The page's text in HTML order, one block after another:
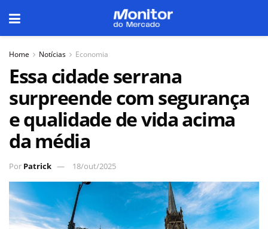
Home Notícias Economia
Essa cidade serrana
surpreende com segurança
e qualidade de vida acima
da média
Por Patrick 18/out/2025